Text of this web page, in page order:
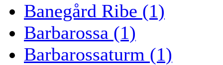
Banegård Ribe (1)
Barbarossa (1)
Barbarossaturm (1)